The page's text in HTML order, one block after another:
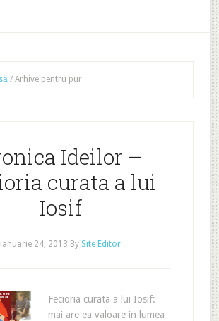
/Arhive pentru pur
Ideilor –
curata a lui
Iosif
ianuarie 24, 2013 By Site Editor
Fecioria curata a lui Iosif:
mai are ea valoare in lumea